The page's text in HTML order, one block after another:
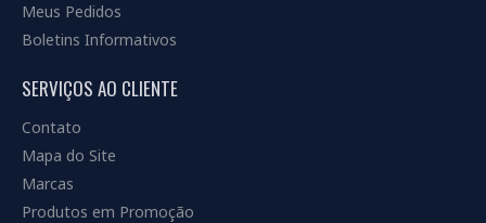
Meus Pedidos
Boletins Informativos
SERVIÇOS AO CLIENTE
Contato
Mapa do Site
Marcas
Produtos em Promoção